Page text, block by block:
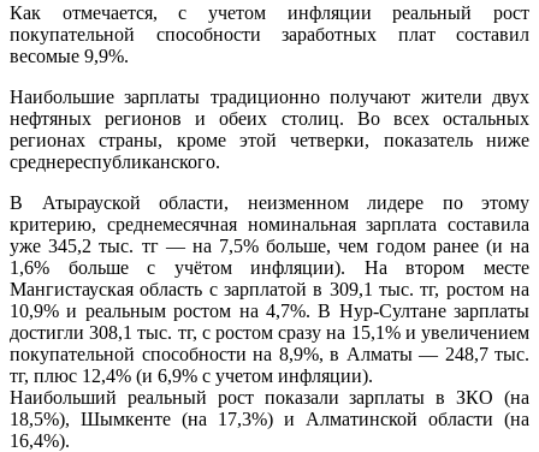
Как отмечается, с учетом инфляции реальный рост
покупательной способности заработных плат составил
весомые 9,9%.
Наибольшие зарплаты традиционно получают жители двух
нефтяных регионов и обеих столиц. Во всех остальных
регионах страны, кроме этой четверки, показатель ниже
среднереспубликанского.
В Атырауской области, неизменном лидере по этому
критерию, среднемесячная номинальная зарплата составила
уже 345,2 тыс. тг — на 7,5% больше, чем годом ранее (и на
1,6% больше с учётом инфляции). На втором месте
Мангистауская область с зарплатой в 309,1 тыс. тг, ростом на
10,9% и реальным ростом на 4,7%. В Нур-Султане зарплаты
достигли 308,1 тыс. тг, с ростом сразу на 15,1% и увеличением
покупательной способности на 8,9%, в Алматы — 248,7 тыс.
тг, плюс 12,4% (и 6,9% с учетом инфляции).
Наибольший реальный рост показали зарплаты в ЗКО (на
18,5%), Шымкенте (на 17,3%) и Алматинской области (на
16,4%).